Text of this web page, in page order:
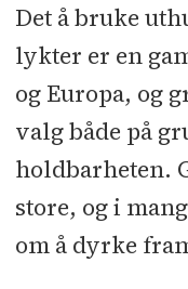
Det å bruke
lykter er en
og Europa, og
valg både på
holdbarheten.
store, og i
om å dyrke